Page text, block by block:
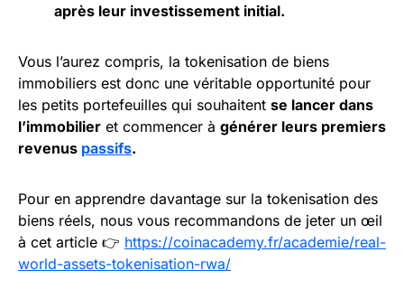
après leur investissement initial.
Vous l’aurez compris, la tokenisation de biens
immobiliers est donc une véritable opportunité pour
les petits portefeuilles qui souhaitent se lancer dans
l’immobilier et commencer à générer leurs premiers
revenus passifs.
Pour en apprendre davantage sur la tokenisation des
biens réels, nous vous recommandons de jeter un œil
à cet article 👉 https://coinacademy.fr/academie/real-
world-assets-tokenisation-rwa/